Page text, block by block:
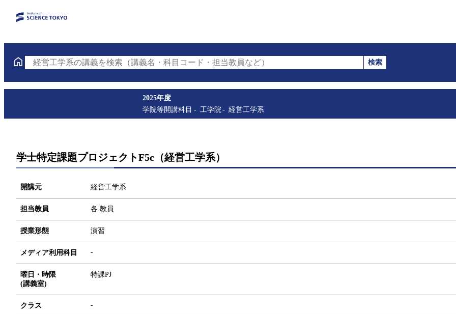
経営工学系の講義を検索（講義名・科目コード・担当教員など）
検索
2025年度
学院等開講科目
工学院 経営工学系
学士特定課題プロジェクトF5c（経営工学系）
開講元 経営工学系
担当教員 各 教員
授業形態 演習
メディア利用科目 -
曜日・時限
(講義室)
特課PJ
クラス -